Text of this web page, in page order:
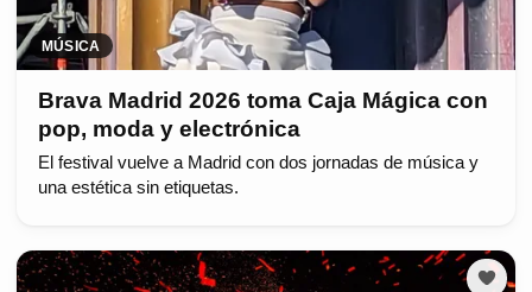
MÚSICA
Brava Madrid 2026 toma Caja Mágica con
pop, moda y electrónica
El festival vuelve a Madrid con dos jornadas de música y
una estética sin etiquetas.